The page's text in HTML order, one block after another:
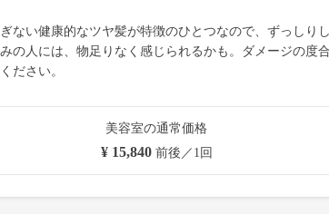
ない健康的なツヤ髪が特徴のひとつなので、ずっしり
の人には、物足りなく感じられるかも。ダメージの度
ださい。
美容室の通常価格
¥ 15,840前後／1回